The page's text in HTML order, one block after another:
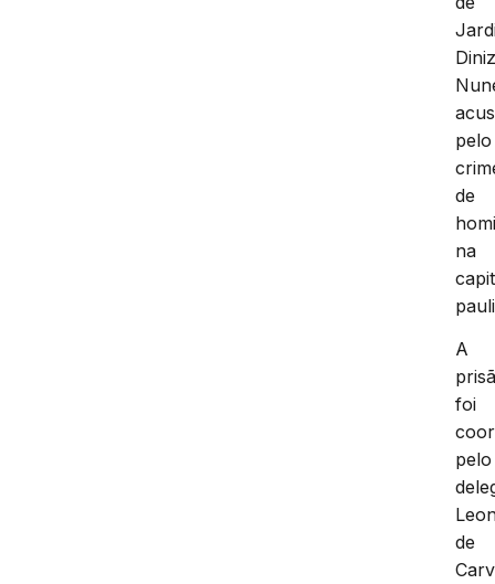
pelo
de
na
A
foi
pelo
de